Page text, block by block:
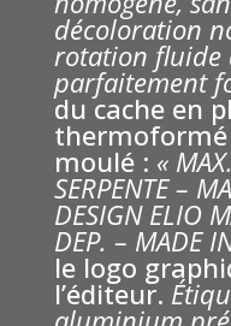
décoloration
rotation fluide
parfaitement
du cache en
thermoformé
moulé : «
SERPENTE –
DESIGN ELIO
DEP. – MADE
le logo
l’éditeur.